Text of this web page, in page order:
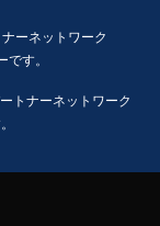
ーネットワーク
す。
トナーネットワーク